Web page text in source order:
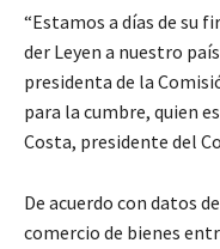
“Estamos a días de su
der Leyen a nuestro
presidenta de la
para la cumbre, quien
Costa, presidente del
De acuerdo con datos
comercio de bienes